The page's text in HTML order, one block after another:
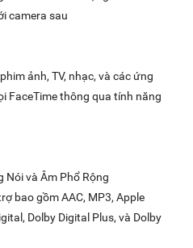
camera sau
ảnh, TV, nhạc, và các ứng
FaceTime thông qua tính năng
Nói và Âm Phổ Rộng
bao gồm AAC, MP3, Apple
Dolby Digital Plus, và Dolby